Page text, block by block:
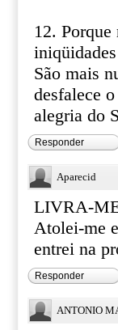
12.
São mais
desfalece
alegria do
Responder
Aparecid
LIVRA-
Atolei-me
entrei na
Responder
ANTONIO